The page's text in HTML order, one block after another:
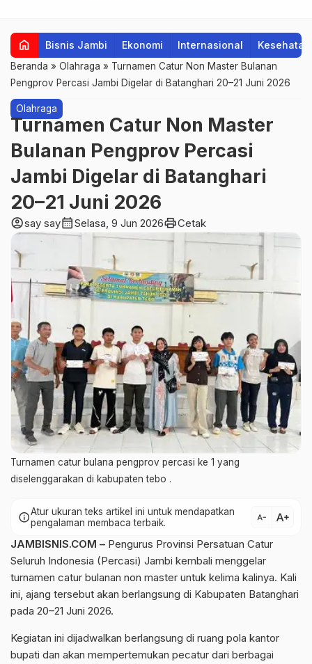
home Bisnis Jambi Ekonomi Internasional Kesehatan
Beranda » Olahraga » Turnamen Catur Non Master Bulanan
Pengprov Percasi Jambi Digelar di Batanghari 20–21 Juni 2026
Olahraga
Turnamen Catur Non Master
Bulanan Pengprov Percasi
Jambi Digelar di Batanghari
20–21 Juni 2026
account_circlesay saycalendar_monthSelasa, 9 Jun 2026printCetak
Turnamen catur bulana pengprov percasi ke 1 yang
diselenggarakan di kabupaten tebo .
infoAtur ukuran teks artikel ini untuk mendapatkan
pengalaman membaca terbaik.
text_decrease text_increase
JAMBISNIS.COM – Pengurus Provinsi Persatuan Catur
Seluruh Indonesia (Percasi) Jambi kembali menggelar
turnamen catur bulanan non master untuk kelima kalinya. Kali
ini, ajang tersebut akan berlangsung di Kabupaten Batanghari
pada 20–21 Juni 2026.
Kegiatan ini dijadwalkan berlangsung di ruang pola kantor
bupati dan akan mempertemukan pecatur dari berbagai